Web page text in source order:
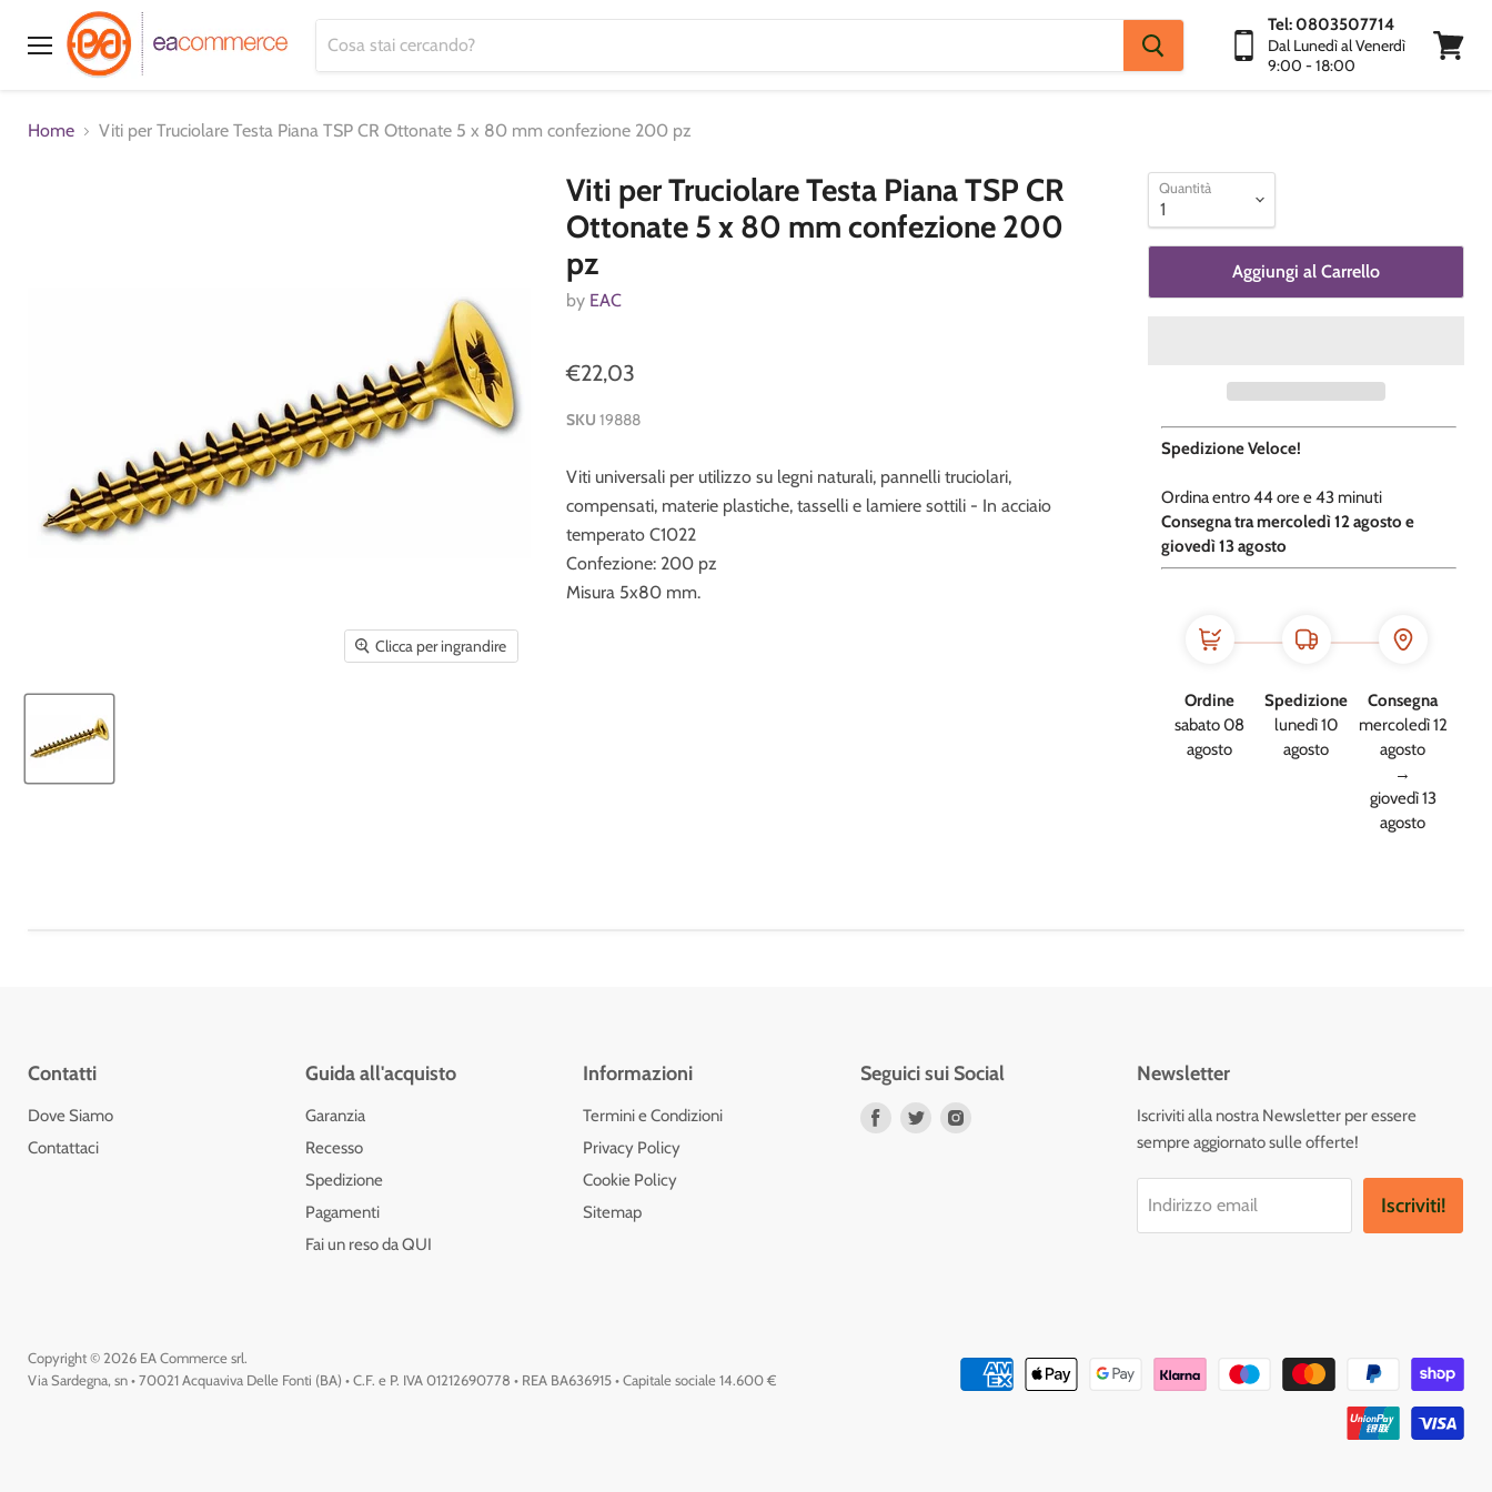
Menu
Tel: 0803507714
Dal Lunedì al Venerdì
9:00 - 18:00
Home Viti per Truciolare Testa Piana TSP CR Ottonate 5 x 80 mm confezione 200 pz
Clicca per ingrandire
Viti per Truciolare Testa Piana TSP CR
Ottonate 5 x 80 mm confezione 200
pz
by EAC
€22,03
SKU 19888
Viti universali per utilizzo su legni naturali, pannelli truciolari,
compensati, materie plastiche, tasselli e lamiere sottili - In acciaio
temperato C1022
Confezione: 200 pz
Misura 5x80 mm.
Quantità
Aggiungi al Carrello
Spedizione Veloce!
Ordina entro44 ore e43 minuti
​Consegna tra mercoledì 12 agosto e
giovedì 13 agosto
Ordine
sabato 08
agosto
Spedizione
lunedì 10
agosto
Consegna
mercoledì 12
agosto
→
giovedì 13
agosto
Contatti
Dove Siamo
Contattaci
Guida all'acquisto
Garanzia
Recesso
Spedizione
Pagamenti
Fai un reso da QUI
Informazioni
Termini e Condizioni
Privacy Policy
Cookie Policy
Sitemap
Seguici sui Social
Trovaci Trovaci
Newsletter
Iscriviti alla nostra Newsletter per essere
sempre aggiornato sulle offerte!
Indirizzo email Iscriviti!
Copyright © 2026 EA Commerce srl.
Via Sardegna, sn • 70021 Acquaviva Delle Fonti (BA) • C.F. e P. IVA 01212690778 • REA BA636915 • Capitale sociale 14.600 €